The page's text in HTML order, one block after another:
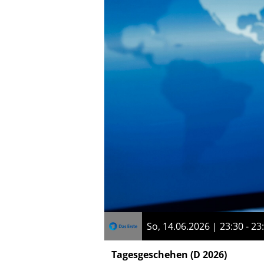
So, 14.06.2026 | 23:30 -
Tagesgeschehen (D 2026)